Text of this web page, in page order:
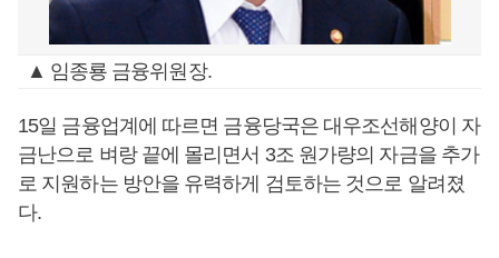
▲ 임종룡 금융위원장.
15일 금융업계에 따르면 금융당국은 대우조선해양이 자
금난으로 벼랑 끝에 몰리면서 3조 원가량의 자금을 추가
로 지원하는 방안을 유력하게 검토하는 것으로 알려졌
다.